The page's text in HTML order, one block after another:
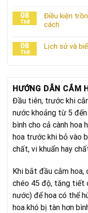
08
Th8
Điều kiện
cách
08
Th8
Lịch sử và
HƯỚNG DẪN CẮM
Đầu tiên, trước khi
nước khoảng từ 5
bình cho cả cành hoa
hoa trước khi bỏ vào
chất, vi khuẩn hay
Khi bắt đầu cắm hoa,
chéo 45 độ, tăng tiết
nước) để hoa có thể
hoa khó bị tàn hơn